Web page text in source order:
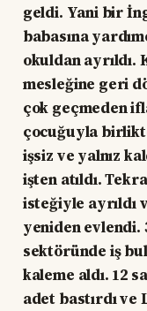
geldi. Yani bir
babasına
okuldan ayrıldı.
mesleğine geri
çok geçmeden
çocuğuyla
işsiz ve yalnız
işten atıldı.
isteğiyle ayrıldı
yeniden evlendi.
sektöründe iş
kaleme aldı. 12
adet bastırdı ve